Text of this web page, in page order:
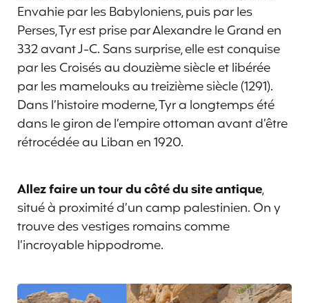
Envahie par les Babyloniens, puis par les
Perses, Tyr est prise par Alexandre le Grand en
332 avant J-C. Sans surprise, elle est conquise
par les Croisés au douzième siècle et libérée
par les mamelouks au treizième siècle (1291).
Dans l’histoire moderne, Tyr a longtemps été
dans le giron de l’empire ottoman avant d’être
rétrocédée au Liban en 1920.
Allez faire un tour du côté du site antique,
situé à proximité d’un camp palestinien. On y
trouve des vestiges romains comme
l’incroyable hippodrome.